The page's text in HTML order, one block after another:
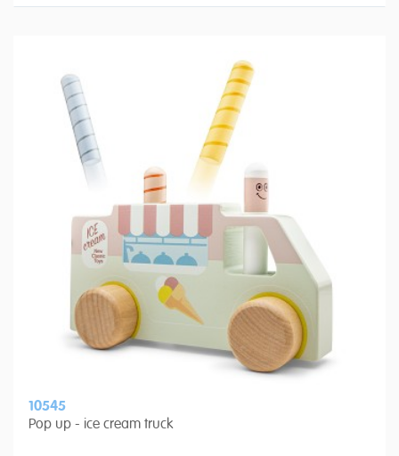
10545
Pop up - ice cream truck